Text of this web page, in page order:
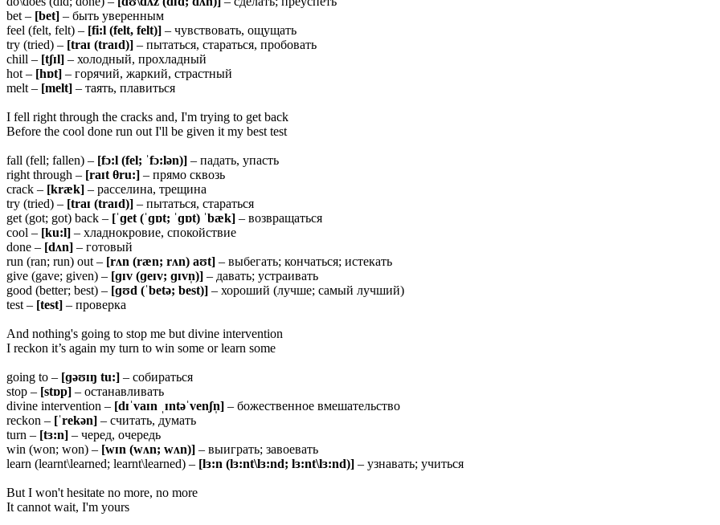
bet – [bet] – быть уверенным
feel (felt, felt) – [fi:l (felt, felt)] – чувствовать, ощущать
try (tried) – [traɪ (traɪd)] – пытаться, стараться, пробовать
chill – [tʃɪl] – холодный, прохладный
hot – [hɒt] – горячий, жаркий, страстный
melt – [melt] – таять, плавиться
I fell right through the cracks and, I'm trying to get back
Before the cool done run out I'll be given it my best test
fall (fell; fallen) – [fɔ:l (fel; ˈfɔ:lən)] – падать, упасть
right through – [raɪt θru:] – прямо сквозь
crack – [kræk] – расселина, трещина
try (tried) – [traɪ (traɪd)] – пытаться, стараться
get (got; got) back – [ˈɡet (ˈɡɒt; ˈɡɒt) ˈbæk] – возвращаться
cool – [ku:l] – хладнокровие, спокойствие
done – [dʌn] – готовый
run (ran; run) out – [rʌn (ræn; rʌn) aʊt] – выбегать; кончаться; истекать
give (gave; given) – [ɡɪv (ɡeɪv; ɡɪvn̩)] – давать; устраивать
good (better; best) – [ɡʊd (ˈbetə; best)] – хороший (лучше; самый лучший)
test – [test] – проверка
And nothing's going to stop me but divine intervention
I reckon it’s again my turn to win some or learn some
going to – [ɡəʊɪŋ tu:] – собираться
stop – [stɒp] – останавливать
divine intervention – [dɪˈvaɪn ˌɪntəˈvenʃn̩] – божественное вмешательство
reckon – [ˈrekən] – считать, думать
turn – [tɜ:n] – черед, очередь
win (won; won) – [wɪn (wʌn; wʌn)] – выиграть; завоевать
learn (learnt\learned; learnt\learned) – [lɜ:n (lɜ:nt\lɜ:nd; lɜ:nt\lɜ:nd)] – узнавать; учиться
But I won't hesitate no more, no more
It cannot wait, I'm yours